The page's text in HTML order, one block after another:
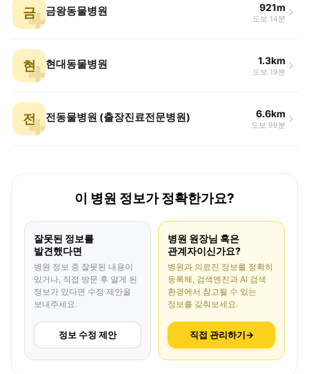
금 금왕동물병원 921m
도보 14분
현 현대동물병원 1.3km
도보 19분
전 전동물병원 (출장진료전문병원) 6.6km
도보 99분
이 병원 정보가 정확한가요?
잘못된 정보를
발견했다면
병원 정보 중 잘못된 내용이
있거나, 직접 방문 후 알게 된
정보가 있다면 수정 제안을
보내주세요.
정보 수정 제안
병원 원장님 혹은
관계자이신가요?
병원과 의료진 정보를 정확히
등록해, 검색엔진과 AI 검색
환경에서 참고될 수 있는
정보를 갖춰보세요.
직접 관리하기→